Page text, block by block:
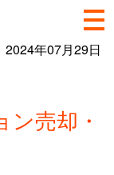
2024年07月29日
売却・